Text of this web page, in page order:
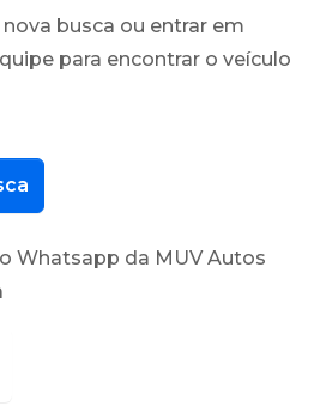
busca ou entrar em
para encontrar o veículo
Whatsapp da MUV Autos